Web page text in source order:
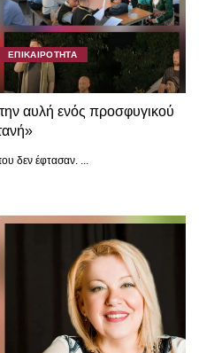
ΕΠΙΚΑΙΡΟΤΗΤΑ
αυλή ενός προσφυγικού
δεν έφτασαν.